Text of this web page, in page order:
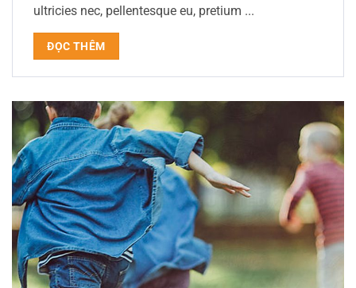
ultricies nec, pellentesque eu, pretium ...
ĐỌC THÊM